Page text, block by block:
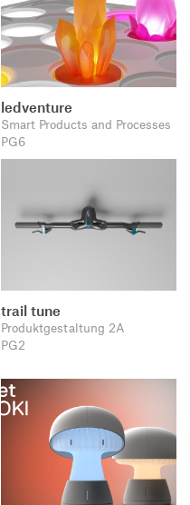
ledventure
Smart Products and Processes
PG6
trail tune
Produktgestaltung 2A
PG2